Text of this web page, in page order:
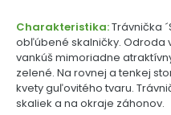
Charakteristika:Trávnička
obľúbené skalničky. Odroda
vankúš mimoriadne
zelené. Na rovnej a tenkej
kvety guľovitého tvaru.
skaliek a na okraje záhonov.